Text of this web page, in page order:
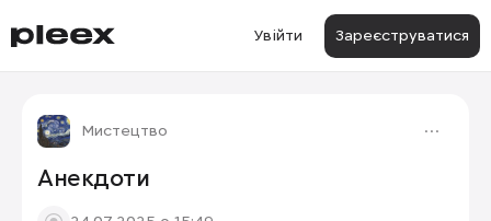
Увійти Зареєструватися
Мистецтво
Анекдоти